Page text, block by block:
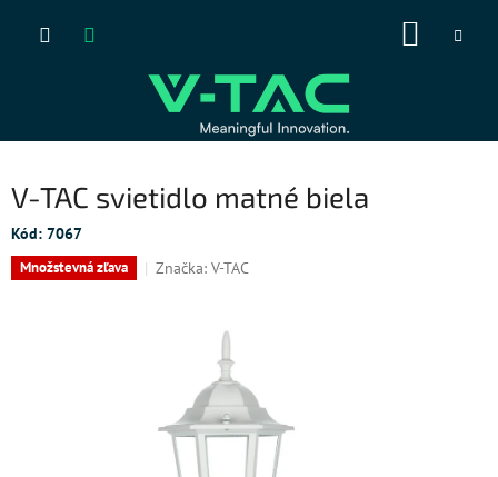
V-TAC svietidlo matné biela
Kód: 7067
Množstevná zľava Značka: V-TAC